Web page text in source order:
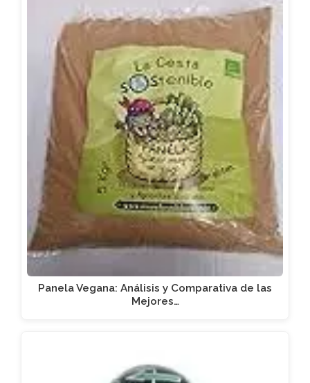
Panela Vegana: Análisis y Comparativa de las
Mejores…